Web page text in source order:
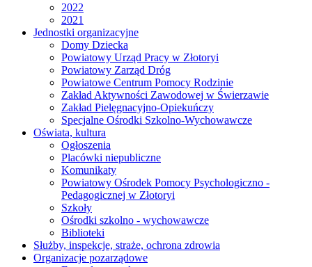
2022
2021
Jednostki organizacyjne
Domy Dziecka
Powiatowy Urząd Pracy w Złotoryi
Powiatowy Zarząd Dróg
Powiatowe Centrum Pomocy Rodzinie
Zakład Aktywności Zawodowej w Świerzawie
Zakład Pielęgnacyjno-Opiekuńczy
Specjalne Ośrodki Szkolno-Wychowawcze
Oświata, kultura
Ogłoszenia
Placówki niepubliczne
Komunikaty
Powiatowy Ośrodek Pomocy Psychologiczno -
Pedagogicznej w Złotoryi
Szkoły
Ośrodki szkolno - wychowawcze
Biblioteki
Służby, inspekcje, straże, ochrona zdrowia
Organizacje pozarządowe